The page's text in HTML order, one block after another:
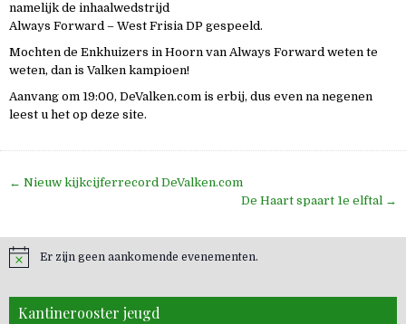
namelijk de inhaalwedstrijd
Always Forward – West Frisia DP gespeeld.
Mochten de Enkhuizers in Hoorn van Always Forward weten te
weten, dan is Valken kampioen!
Aanvang om 19:00, DeValken.com is erbij, dus even na negenen
leest u het op deze site.
Bericht
← Nieuw kijkcijferrecord DeValken.com
De Haart spaart 1e elftal →
Er zijn geen aankomende evenementen.
Kantinerooster jeugd